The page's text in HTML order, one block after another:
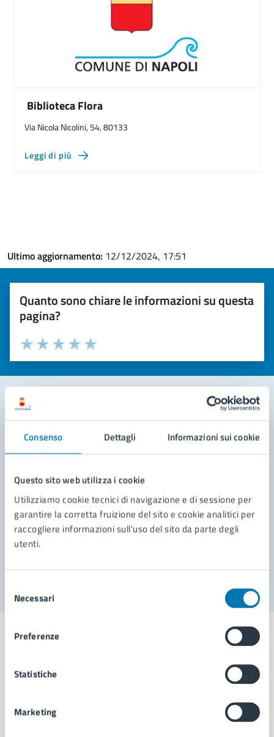
Consenso Dettagli Informazioni sui cookie
Questo sito web utilizza i cookie
Utilizziamo cookie tecnici di navigazione e di sessione per
garantire la corretta fruizione del sito e cookie analitici per
raccogliere informazioni sull'uso del sito da parte degli
utenti.
delNecessari
Preferenze
Statistiche
Marketing
Biblioteca Flora
Via Nicola Nicolini, 54, 80133
Leggi di più
Ultimo aggiornamento: 12/12/2024, 17:51
Quanto sono chiare le informazioni su questa
pagina?
Valuta la chiarezza delle informazioni (da 1 a 5 stelle)
Seleziona il numero di stelle per valutare la chiarezza delle
Valuta 5 stelle su 5
Valuta 4 stelle su 5
Valuta 3 stelle su 5
Valuta 2 stelle su 5
Valuta 1 stelle su 5
Leggi le domande frequenti
Richiedi assistenza
Prenota appuntamento
Problemi in città
Comune di Napoli
AMMINISTRAZIONE